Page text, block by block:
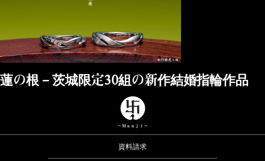
蓮の根－茨城限定30組の新作結婚指輪作品
資料請求